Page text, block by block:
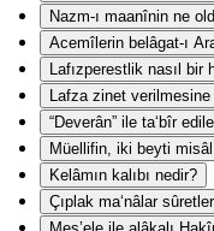
Nazm-ı maanînin ne
Acemîlerin belâgat-ı
Lafızperestlik nasıl bir
Lafza zinet
“Deverân” ile ta‘bîr
Müellifin, iki beyti
Kelâmın kalıbı nedir?
Çıplak ma‘nâlar